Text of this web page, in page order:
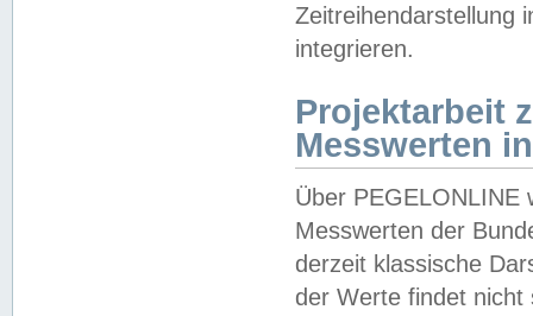
Zeitreihendarstellung
integrieren.
Projektarbeit
Messwerten
Über PEGELONLINE
Messwerten der
derzeit klassische
der Werte findet